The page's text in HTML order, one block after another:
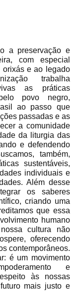
a preservação e
com especial
orixás e ao legado
trabalha
as práticas
povo negro,
ao passo que
passadas e as
a comunidade
da liturgia das
e defendendo
também,
sustentáveis,
individuais e
Além desse
os saberes
criando uma
que essa
humano
cultura não
oferecendo
contemporâneos.
é um movimento
e
às nossas
mais justo e